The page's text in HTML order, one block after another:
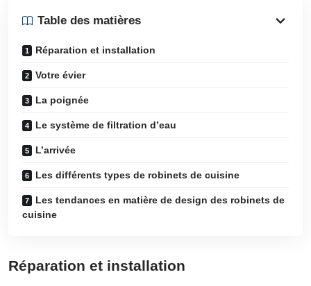
Table des matières
Réparation et installation
Votre évier
La poignée
Le système de filtration d’eau
L’arrivée
Les différents types de robinets de cuisine
Les tendances en matière de design des robinets de
cuisine
Réparation et installation